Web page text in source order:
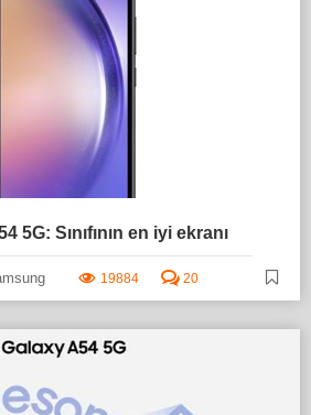
5G: Sınıfının en iyi ekranı
19884 20